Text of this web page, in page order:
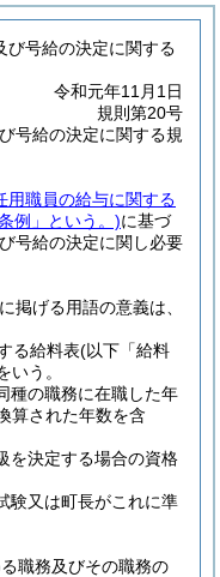
び号給の決定に関する
令和元年11月1日
規則第20号
号給の決定に関する規
用職員の給与に関する
例」という。)に基づ
号給の決定に関し必要
に掲げる用語の意義は、
る給料表(以下「給料
いう。
の職務に在職した年
算された年数を含
決定する場合の資格
又は町長がこれに準
職務及びその職務の